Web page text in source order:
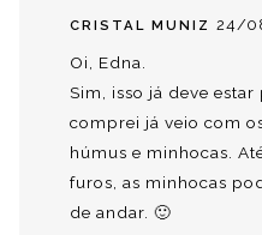
CRISTAL MUNIZ 24/
Oi, Edna.
Sim, isso já deve
comprei já veio com
húmus e minhocas.
furos, as minhocas
de andar. 🙂